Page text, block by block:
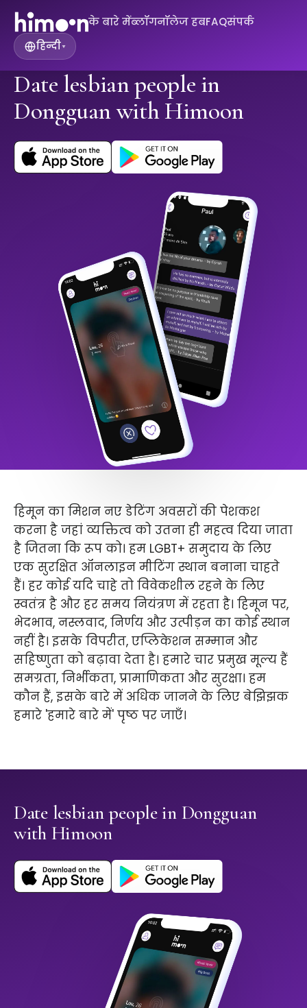
के बारे मेंब्लॉगनॉलेज हबFAQसंपर्क
हिन्दी▾
Date lesbian people in
Dongguan with Himoon
हिमून का मिशन नए डेटिंग अवसरों की पेशकश
करना है जहां व्यक्तित्व को उतना ही महत्व दिया जाता
है जितना कि रूप को। हम LGBT+ समुदाय के लिए
एक सुरक्षित ऑनलाइन मीटिंग स्थान बनाना चाहते
हैं। हर कोई यदि चाहे तो विवेकशील रहने के लिए
स्वतंत्र है और हर समय नियंत्रण में रहता है। हिमून पर,
भेदभाव, नस्लवाद, निर्णय और उत्पीड़न का कोई स्थान
नहीं है। इसके विपरीत, एप्लिकेशन सम्मान और
सहिष्णुता को बढ़ावा देता है। हमारे चार प्रमुख मूल्य हैं
समग्रता, निर्भीकता, प्रामाणिकता और सुरक्षा। हम
कौन हैं, इसके बारे में अधिक जानने के लिए बेझिझक
हमारे 'हमारे बारे में' पृष्ठ पर जाएँ।
Date lesbian people in Dongguan
with Himoon